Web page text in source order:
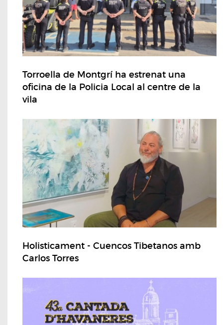
Torroella de Montgrí ha estrenat una
oficina de la Policia Local al centre de la
vila
Holisticament - Cuencos Tibetanos amb
Carlos Torres